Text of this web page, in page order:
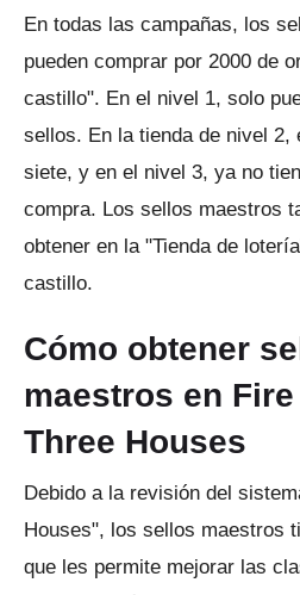
En todas las campañas, los
pueden comprar por 2000 de
castillo". En el nivel 1, solo
sellos. En la tienda de nivel
siete, y en el nivel 3, ya no
compra. Los sellos maestros
obtener en la "Tienda de
castillo.
Cómo obtener
maestros en
Three Houses
Debido a la revisión del
Houses", los sellos maestros
que les permite mejorar las